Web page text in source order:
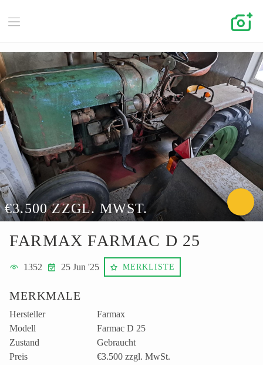
€3.500 ZZGL. MWST.
FARMAX FARMAC D 25
1352 25 Jun '25 MERKLISTE
MERKMALE
Hersteller
Farmax
Modell
Farmac D 25
Zustand
Gebraucht
Preis
€3.500 zzgl. MwSt.